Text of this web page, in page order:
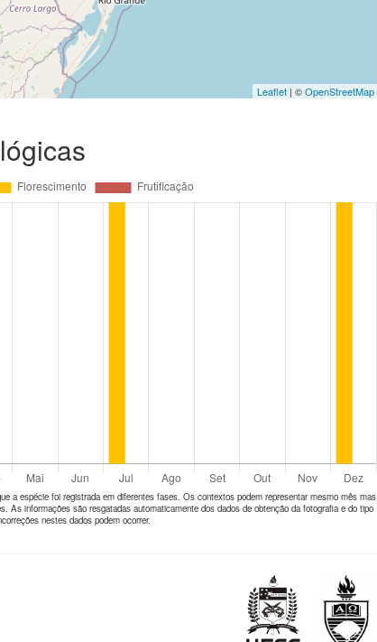
Leaflet| ©OpenStreetMap
a espécie foi registrada em diferentes fases. Os contextos podem representar mesmo mês mas
As informações são resgatadas automaticamente dos dados de obtenção da fotografia e do tipo
nestes dados podem ocorrer.